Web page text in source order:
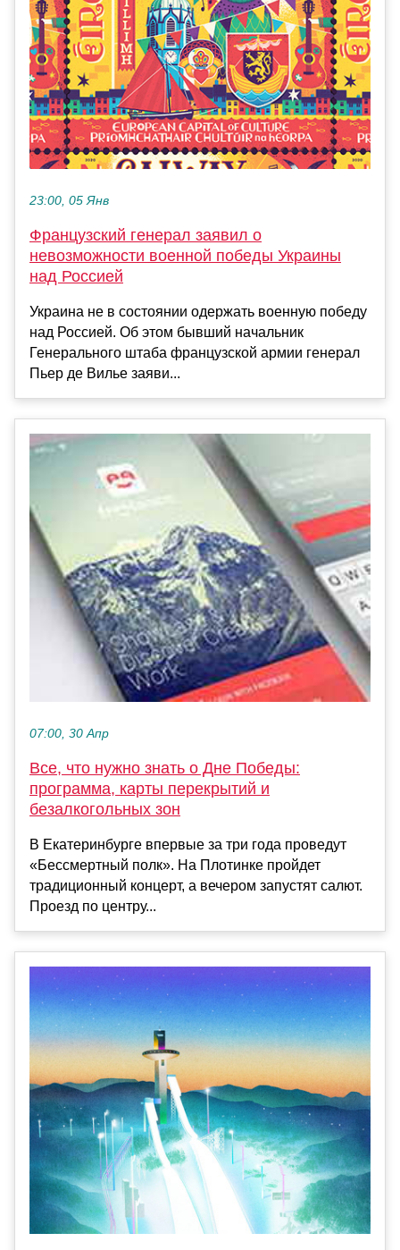
23:00, 05 Янв
Французский генерал заявил о
невозможности военной победы Украины
над Россией
Украина не в состоянии одержать военную победу
над Россией. Об этом бывший начальник
Генерального штаба французской армии генерал
Пьер де Вилье заяви...
07:00, 30 Апр
Все, что нужно знать о Дне Победы:
программа, карты перекрытий и
безалкогольных зон
В Екатеринбурге впервые за три года проведут
«Бессмертный полк». На Плотинке пройдет
традиционный концерт, а вечером запустят салют.
Проезд по центру...